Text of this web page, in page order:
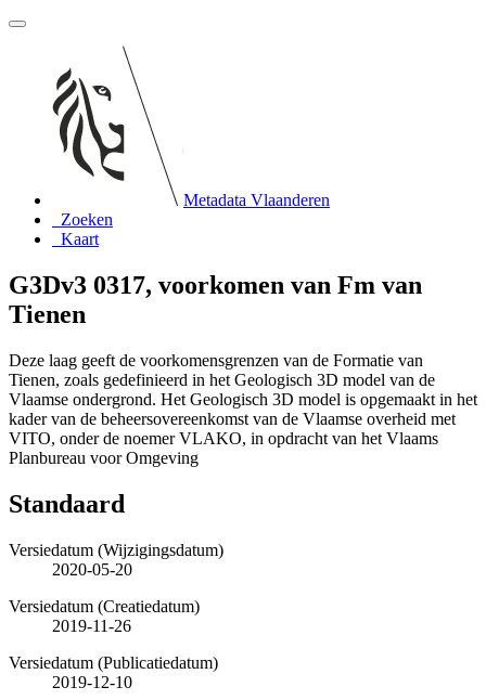
Metadata Vlaanderen
Zoeken
Kaart
G3Dv3 0317, voorkomen van Fm van
Tienen
Deze laag geeft de voorkomensgrenzen van de Formatie van
Tienen, zoals gedefinieerd in het Geologisch 3D model van de
Vlaamse ondergrond. Het Geologisch 3D model is opgemaakt in het
kader van de beheersovereenkomst van de Vlaamse overheid met
VITO, onder de noemer VLAKO, in opdracht van het Vlaams
Planbureau voor Omgeving
Standaard
Versiedatum (Wijzigingsdatum)
2020-05-20
Versiedatum (Creatiedatum)
2019-11-26
Versiedatum (Publicatiedatum)
2019-12-10